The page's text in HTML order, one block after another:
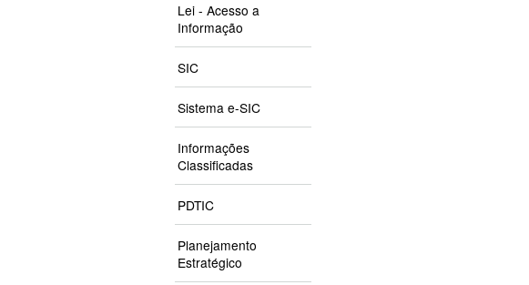
Lei - Acesso a
Informação
SIC
Sistema e-SIC
Informações
Classificadas
PDTIC
Planejamento
Estratégico